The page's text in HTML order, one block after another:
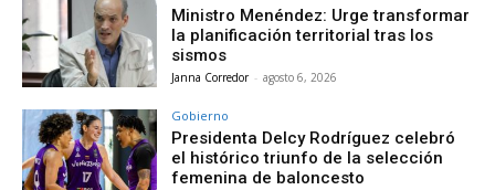
Ministro Menéndez: Urge transformar
la planificación territorial tras los
sismos
Janna Corredor - agosto 6, 2026
Gobierno
Presidenta Delcy Rodríguez celebró
el histórico triunfo de la selección
femenina de baloncesto